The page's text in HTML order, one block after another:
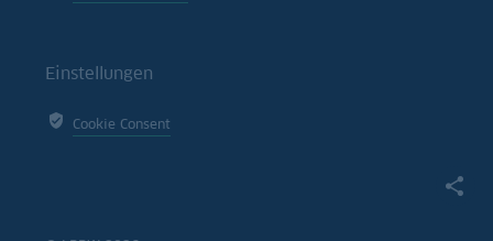
Einstellungen
Cookie Consent